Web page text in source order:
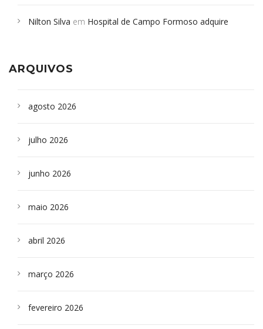
Campoformosenses que morreram em desabamentos são
Nilton Silva em Hospital de Campo Formoso adquire
ARQUIVOS
agosto 2026
julho 2026
junho 2026
maio 2026
abril 2026
março 2026
fevereiro 2026